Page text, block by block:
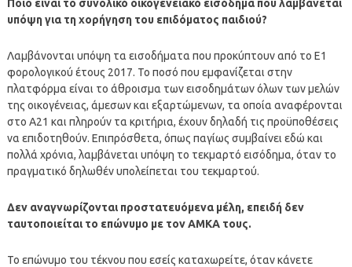
Ποιο είναι το συνολικό οικογενειακό εισόδημα που λαμβάνεται
υπόψη για τη χορήγηση του επιδόματος παιδιού?
Λαμβάνονται υπόψη τα εισοδήματα που προκύπτουν από το Ε1
φορολογικού έτους 2017. Το ποσό που εμφανίζεται στην
πλατφόρμα είναι το άθροισμα των εισοδημάτων όλων των μελών
της οικογένειας, άμεσων και εξαρτώμενων, τα οποία αναφέρονται
στο Α21 και πληρούν τα κριτήρια, έχουν δηλαδή τις προϋποθέσεις
να επιδοτηθούν. Επιπρόσθετα, όπως παγίως συμβαίνει εδώ και
πολλά χρόνια, λαμβάνεται υπόψη το τεκμαρτό εισόδημα, όταν το
πραγματικό δηλωθέν υπολείπεται του τεκμαρτού.
Δεν αναγνωρίζονται προστατευόμενα μέλη, επειδή δεν
ταυτοποιείται το επώνυμο με τον ΑΜΚΑ τους.
Το επώνυμο του τέκνου που εσείς καταχωρείτε, όταν κάνετε